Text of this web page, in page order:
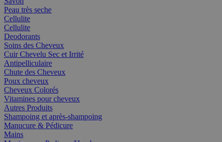
Peau très seche
Cellulite
Cellulite
Deodorants
Soins des Cheveux
Cuir Chevelu Sec et Irrité
Antipelliculaire
Chute des Cheveux
Poux cheveux
Cheveux Colorés
Vitamines pour cheveux
Autres Produits
Shampoing et après-shampoing
Manucure & Pédicure
Mains